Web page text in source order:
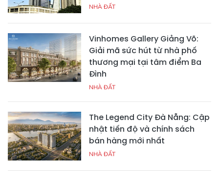
NHÀ ĐẤT
Vinhomes Gallery Giảng Võ:
Giải mã sức hút từ nhà phố
thương mại tại tâm điểm Ba
Đình
NHÀ ĐẤT
The Legend City Đà Nẵng: Cập
nhật tiến độ và chính sách
bán hàng mới nhất
NHÀ ĐẤT